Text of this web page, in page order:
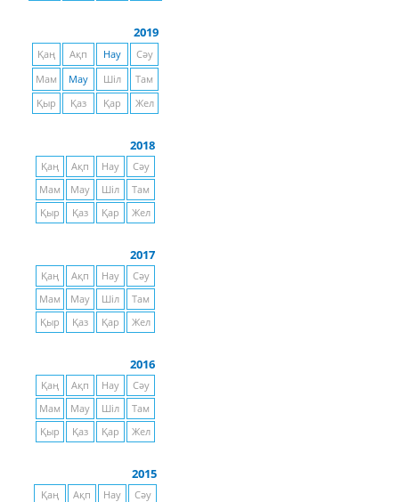
2019
Қаң Ақп Нау
Сәу
Мам
Мау Шіл
Там
Қыр
Қаз Қар Жел
2018
Қаң Ақп Нау
Сәу
Мам
Мау Шіл
Там
Қыр
Қаз Қар Жел
2017
Қаң Ақп Нау
Сәу
Мам
Мау Шіл
Там
Қыр
Қаз Қар Жел
2016
Қаң Ақп Нау
Сәу
Мам
Мау Шіл
Там
Қыр
Қаз Қар Жел
2015
Қаң Ақп Нау
Сәу